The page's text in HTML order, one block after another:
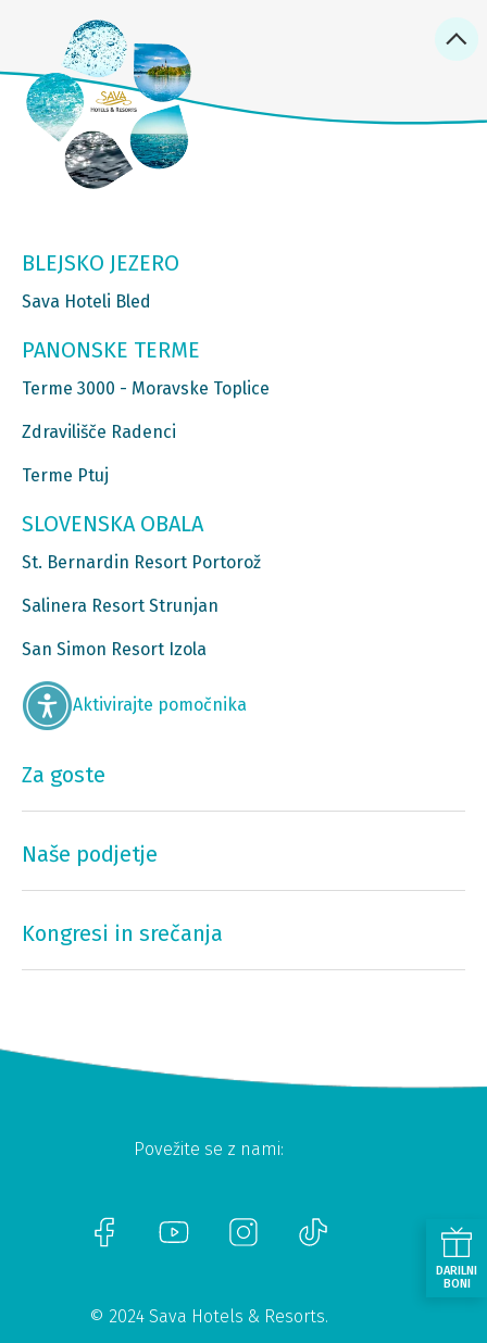
BLEJSKO JEZERO
Sava Hoteli Bled
PANONSKE TERME
Terme 3000 - Moravske Toplice
Zdravilišče Radenci
Terme Ptuj
SLOVENSKA OBALA
St. Bernardin Resort Portorož
Salinera Resort Strunjan
San Simon Resort Izola
Aktivirajte pomočnika
Za goste
Naše podjetje
Kongresi in srečanja
Povežite se z nami:
© 2024 Sava Hotels & Resorts.
DARILNI
BONI